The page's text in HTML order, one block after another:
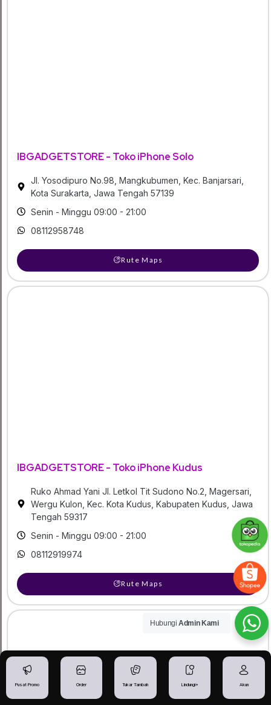
IBGADGETSTORE - Toko iPhone Solo
Jl. Yosodipuro No.98, Mangkubumen, Kec. Banjarsari,
Kota Surakarta, Jawa Tengah 57139
Senin - Minggu 09:00 - 21:00
08112958748
Rute Maps
IBGADGETSTORE - Toko iPhone Kudus
Ruko Ahmad Yani Jl. Letkol Tit Sudono No.2, Magersari,
Wergu Kulon, Kec. Kota Kudus, Kabupaten Kudus, Jawa
Tengah 59317
Senin - Minggu 09:00 - 21:00
08112919974
Rute Maps
Pusat Promo Order Tukar Tambah Lindungi+ Akun
Hubungi Admin Kami